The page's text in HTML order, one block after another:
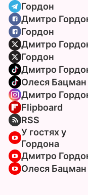
Гордон
Дмитро
Гордон
Дмитро
Гордон
Дмитро
Олеся Бацман
Дмитро
Flipboard
RSS
У гостях у
Гордона
Дмитро
Олеся Бацман